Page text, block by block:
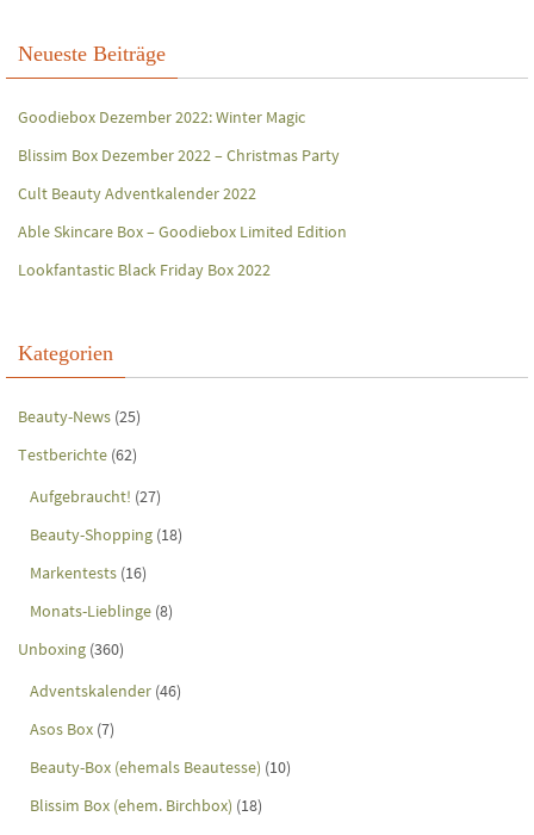
Neueste Beiträge
Goodiebox Dezember 2022: Winter Magic
Blissim Box Dezember 2022 – Christmas Party
Cult Beauty Adventkalender 2022
Able Skincare Box – Goodiebox Limited Edition
Lookfantastic Black Friday Box 2022
Kategorien
Beauty-News (25)
Testberichte (62)
Aufgebraucht! (27)
Beauty-Shopping (18)
Markentests (16)
Monats-Lieblinge (8)
Unboxing (360)
Adventskalender (46)
Asos Box (7)
Beauty-Box (ehemals Beautesse) (10)
Blissim Box (ehem. Birchbox) (18)